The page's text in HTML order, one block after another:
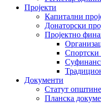
Пројекти
Капитални
Донаторски
Пројектно
Спортски
Документи
Статут општине
Планска